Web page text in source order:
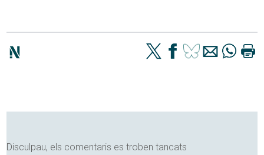
Disculpau, els comentaris es troben tancats